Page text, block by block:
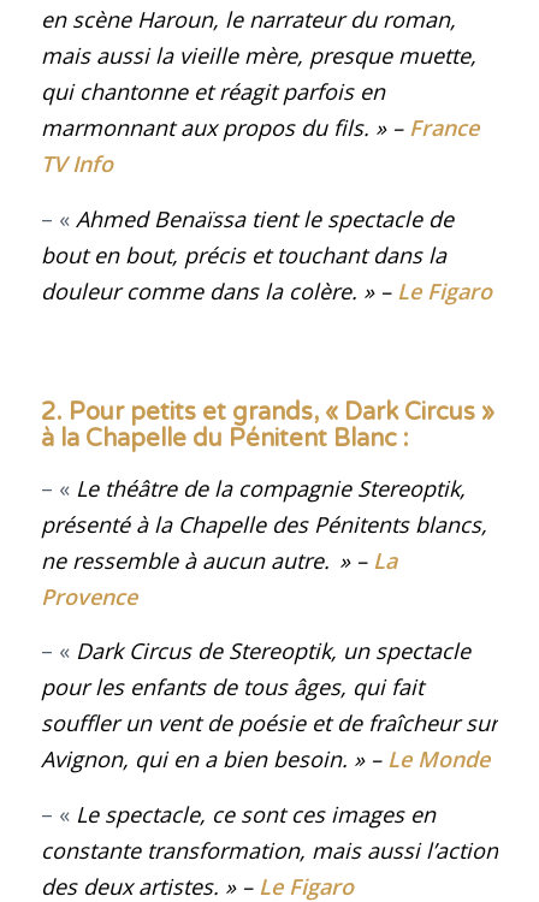
en scène Haroun, le narrateur du roman,
mais aussi la vieille mère, presque muette,
qui chantonne et réagit parfois en
marmonnant aux propos du fils. » – France
TV Info
– « Ahmed Benaïssa tient le spectacle de
bout en bout, précis et touchant dans la
douleur comme dans la colère. » – Le Figaro
2. Pour petits et grands, « Dark Circus »
à la Chapelle du Pénitent Blanc :
– « Le théâtre de la compagnie Stereoptik,
présenté à la Chapelle des Pénitents blancs,
ne ressemble à aucun autre. » – La
Provence
– « Dark Circus de Stereoptik, un spectacle
pour les enfants de tous âges, qui fait
souffler un vent de poésie et de fraîcheur sur
Avignon, qui en a bien besoin. » – Le Monde
– « Le spectacle, ce sont ces images en
constante transformation, mais aussi l’action
des deux artistes. » – Le Figaro